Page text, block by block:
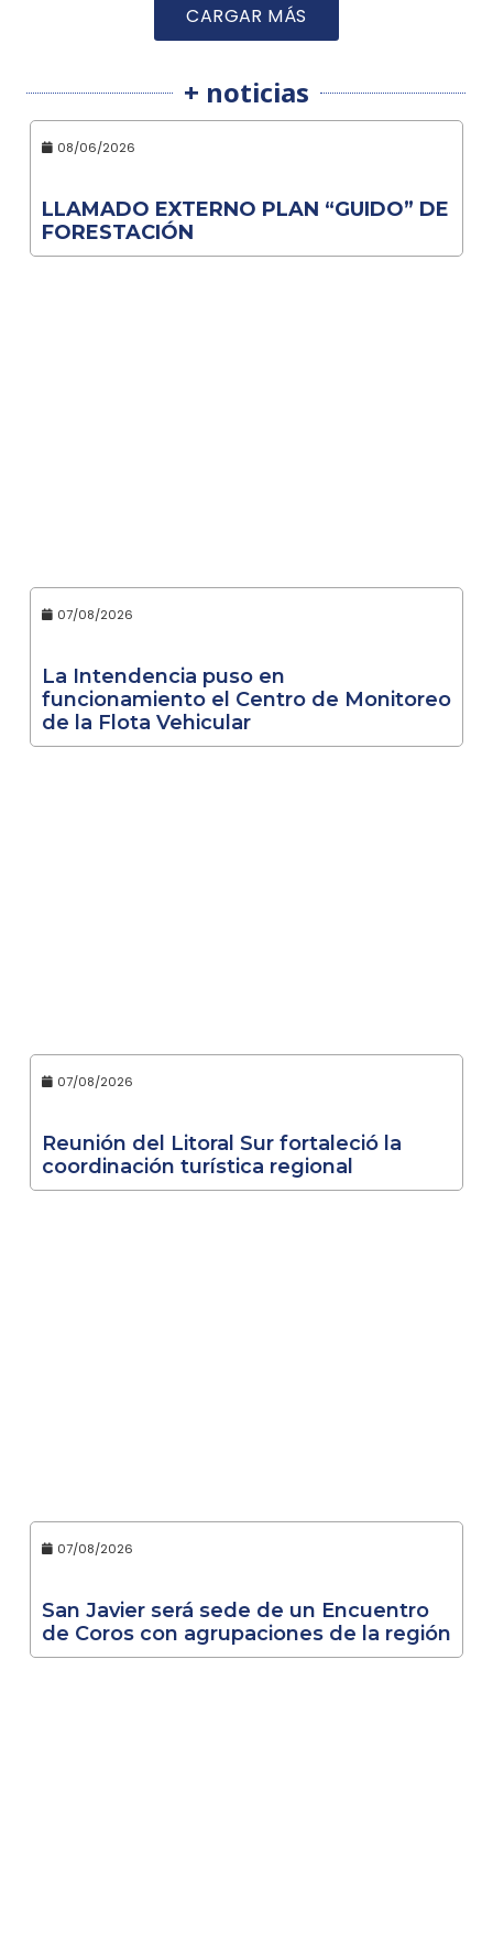
CARGAR MÁS
+ noticias
08/06/2026
LLAMADO EXTERNO PLAN “GUIDO” DE
FORESTACIÓN
07/08/2026
La Intendencia puso en
funcionamiento el Centro de Monitoreo
de la Flota Vehicular
07/08/2026
Reunión del Litoral Sur fortaleció la
coordinación turística regional
07/08/2026
San Javier será sede de un Encuentro
de Coros con agrupaciones de la región